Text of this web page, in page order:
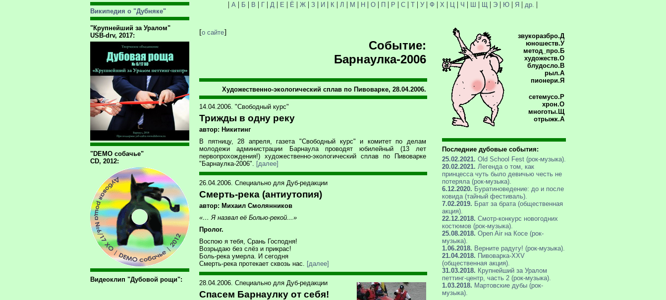
Википедия о "Дубняке"
"Крупнейший за Уралом"
USB-drv, 2017:
"DEMO собачье"
CD, 2012:
Видеоклип "Дубовой рощи":
| А | Б | В | Г| Д | Е | Ё | Ж| З| И| К | Л | М | Н| О| П| Р | С| Т| У| Ф | Х | Ц | Ч | Ш | Щ | Э| Ю| Я| др. |
[о сайте]
Событие:
Барнаулка-2006
Художественно-экологический сплав по Пивоварке, 28.04.2006.
14.04.2006. "Свободный курс"
Трижды в одну реку
автор: Никитинг
В пятницу, 28 апреля, газета "Свободный курс" и комитет по делам
молодежи администрации Барнаула проводят юбилейный (13 лет
первопрохождения!) художественно-экологический сплав по Пивоварке
"Барнаулка-2006". [далее]
26.04.2006. Специально для Дуб-редакции
Смерть-река (антиутопия)
автор: Михаил Смолянников
«… Я назвал её Болью-рекой…»
Пролог.
Воспою я тебя, Срань Господня!
Возрыдаю без слёз и прикрас!
Боль-река умерла. И сегодня
Смерть-река протекает сквозь нас. [далее]
28.04.2006. Специально для Дуб-редакции
Спасем Барнаулку от себя!
звукоразбро.Д
юношеств.У
метод_про.Б
художеств.О
блудосло.В
рыл.А
пионери.Я
сетемусо.Р
хрон.О
многоты.Щ
отрыжк.А
Последние дубовые события:
25.02.2021. Old School Fest (рок-музыка).
20.02.2021. Легенда о том, как
принцесса чуть было девичью честь не
потеряла (рок-музыка).
6.12.2020. Буратиноведение: до и после
ковида (тайный фестиваль).
7.02.2019. Брат за брата (общественная
акция).
22.12.2018. Смотр-конкурс новогодних
костюмов (рок-музыка).
25.08.2018. Open Air на Косе (рок-
музыка).
1.06.2018. Верните радугу! (рок-музыка).
21.04.2018. Пивоварка-XXV
(общественная акция).
31.03.2018. Крупнейший за Уралом
петтинг-центр, часть 2 (рок-музыка).
1.03.2018. Мартовские дубы (рок-
музыка).